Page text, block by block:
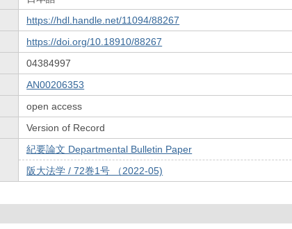
https://hdl.handle.net/11094/88267
https://doi.org/10.18910/88267
04384997
AN00206353
open access
Version of Record
紀要論文 Departmental Bulletin Paper
阪大法学 / 72巻1号 （2022-05)